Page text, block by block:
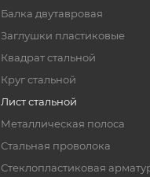
Балка двутавровая
Заглушки пластиковые
Квадрат стальной
Круг стальной
Лист стальной
Металлическая полоса
Стальная проволока
Стеклопластиковая